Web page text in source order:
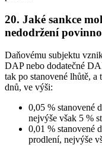
20. Jaké sankce
nedodržení
Daňovému subjektu
DAP nebo dodatečné
tak po stanovené lhůtě,
dnů, ve výši:
0,05 % stanovené
nejvýše však 5 %
0,01 % stanovené
prodlení, nejvýše